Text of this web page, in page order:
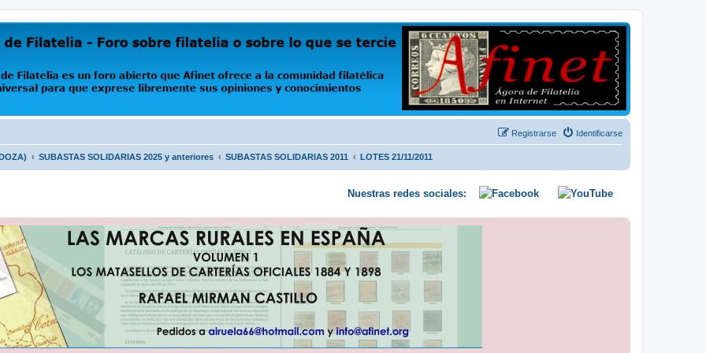
que Afinet ofrece a la comunidad filatélica universal para que exprese libremente sus opiniones y conocimientos
Identificarse
Registrarse
SUBASTAS SOLIDARIAS 2025 y anteriores SUBASTAS SOLIDARIAS 2011 LOTES 21/11/2011
Nuestras redes sociales: